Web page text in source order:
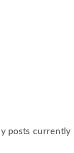
posts currently